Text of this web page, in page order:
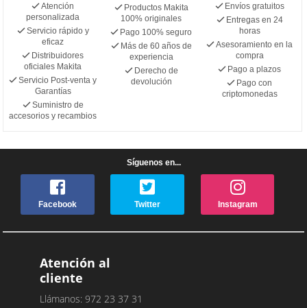
Atención
personalizada
Servicio rápido y
eficaz
Distribuidores
oficiales Makita
Servicio Post-venta y
Garantías
Suministro de
accesorios y recambios
Productos Makita
100% originales
Pago 100% seguro
Más de 60 años de
experiencia
Derecho de
devolución
Envíos gratuitos
Entregas en 24
horas
Asesoramiento en la
compra
Pago a plazos
Pago con
criptomonedas
Síguenos en...
Facebook Twitter Instagram
Atención al
cliente
Llámanos: 972 23 37 31